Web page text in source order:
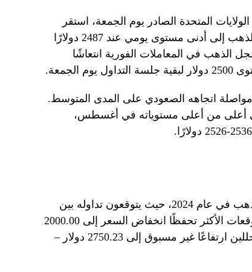
المتحدة الصادر يوم الجمعة، استقر
المتعاملون على تفسير سلبي ودفع أسعار الذهب إلى أدنى مستوى يومي عند 2487 دولارًا
ظهرًا بقليل. ثم سجل الذهب في المعاملات الفورية انتعاشًا
مواصلة اتجاهه الصعودي على المدى المتوسط.
أعلى من أعلى مستوياته في أغسطس،
يقدم العديد من المحللين توقعات إيجابية للذهب في عام 2024، حيث يتوقعون تداوله بين
2421.00 دولار و2651.00 دولار. وتفترض التوقعات الأكثر تحفظًا انخفاض السعر إلى 2000.00
دولار – 2133.00 دولار. ولا يستبعد بعض المحللين ارتفاعًا غير مسبوق إلى 2750.23 دولار –